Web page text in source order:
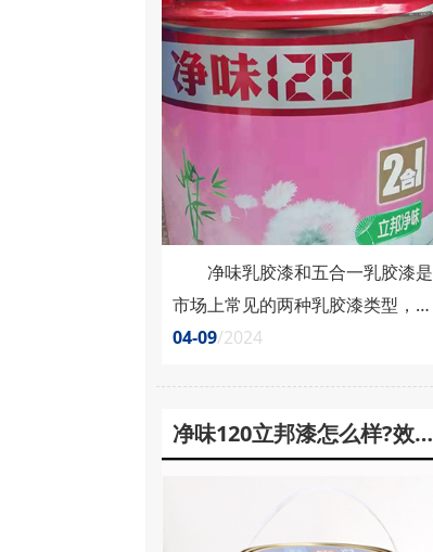
净味乳胶漆和五合一乳胶漆是
市场上常见的两种乳胶漆类型，它
们在功能和特性上有着一些区别。
漆产品。 净味乳胶漆和五合一
乳胶漆有什么区别? 净味乳胶
有净味功能。在人们日益重视室内
04-09/2024
净味120立邦漆怎么样?效